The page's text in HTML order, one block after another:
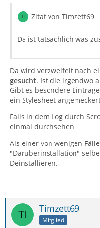
Zitat von Timzett69
Da ist tatsächlich was
Da wird verzweifelt nach
gesucht. Ist die irgendwo
Gibt es besondere
ein Stylesheet
Falls in dem Log durch
einmal durchsehen.
Als einer von wenigen
"Darüberinstallation"
Deinstallieren.
Timzett69
Mitglied